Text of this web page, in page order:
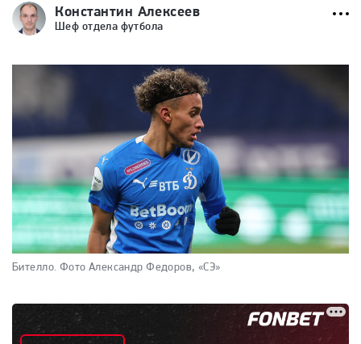
Константин Алексеев
Шеф отдела футбола
Бителло. Фото Александр Федоров, «СЭ»